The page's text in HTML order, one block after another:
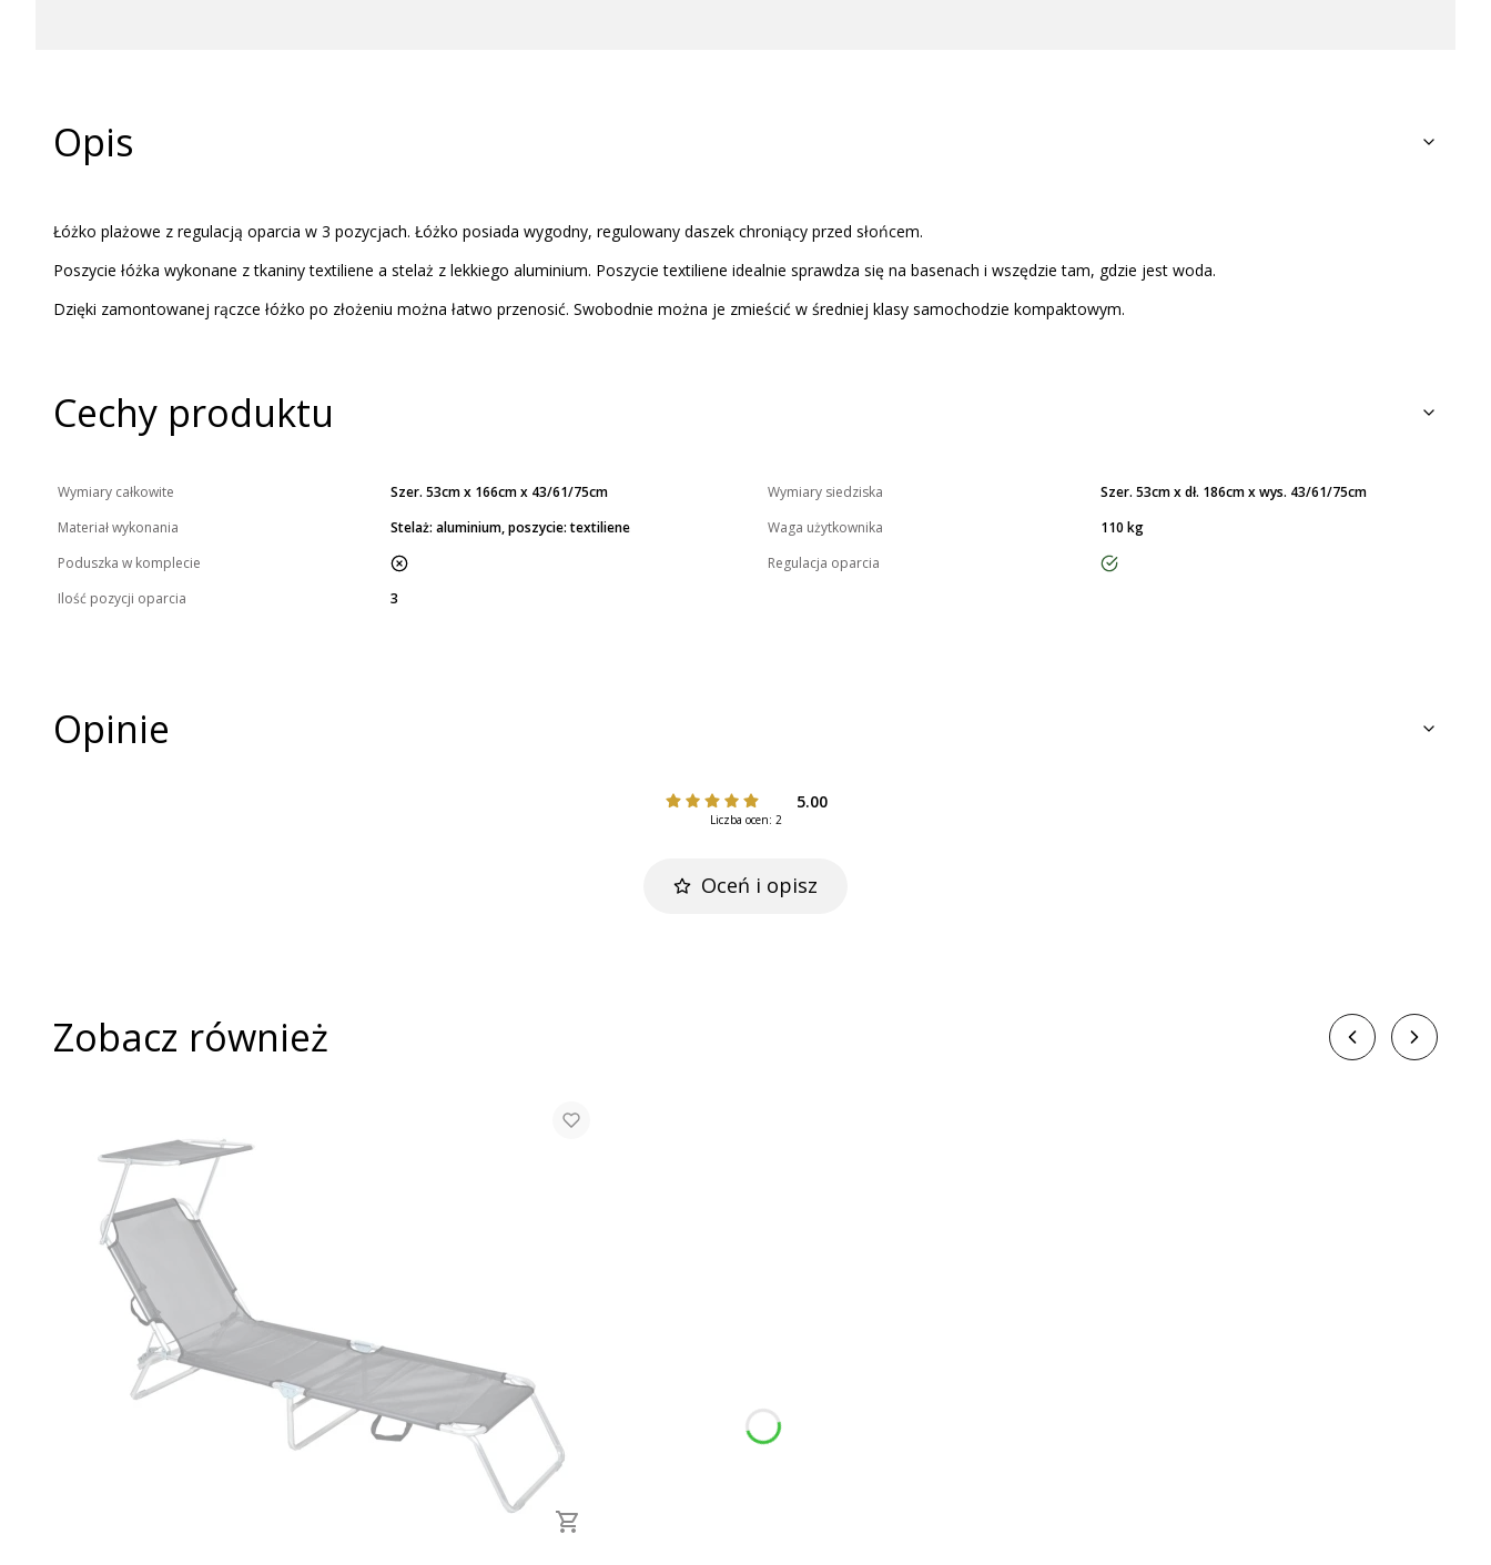
Opis
Łóżko plażowe z regulacją oparcia w 3 pozycjach. Łóżko posiada wygodny, regulowany daszek chroniący przed słońcem.
Poszycie łóżka wykonane z tkaniny textiliene a stelaż z lekkiego aluminium. Poszycie textiliene idealnie sprawdza się na basenach i wszędzie tam, gdzie jest woda.
Dzięki zamontowanej rączce łóżko po złożeniu można łatwo przenosić. Swobodnie można je zmieścić w średniej klasy samochodzie kompaktowym.
Cechy produktu
Wymiary całkowite Szer. 53cm x 166cm x 43/61/75cm Wymiary siedziska
Szer. 53cm x dł. 186cm x wys. 43/61/75cm
Materiał wykonania
Stelaż: aluminium, poszycie: textiliene Waga użytkownika
110 kg
Poduszka w komplecie
nie Regulacja oparcia
tak
Ilość pozycji oparcia
3
Opinie
5.00
Liczba ocen: 2
Oceń i opisz
Zobacz również